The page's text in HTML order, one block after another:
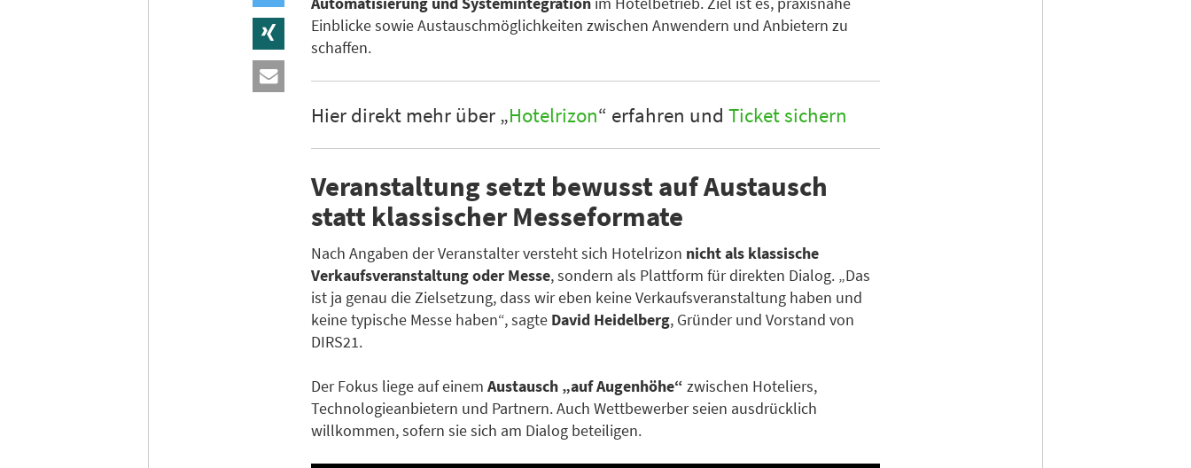
Einblicke sowie Austauschmöglichkeiten zwischen Anwendern und Anbietern zu
schaffen.
Hier direkt mehr über „Hotelrizon“ erfahren und Ticket sichern
Veranstaltung setzt bewusst auf Austausch
statt klassischer Messeformate
Nach Angaben der Veranstalter versteht sich Hotelrizon nicht als klassische
Verkaufsveranstaltung oder Messe, sondern als Plattform für direkten Dialog. „Das
ist ja genau die Zielsetzung, dass wir eben keine Verkaufsveranstaltung haben und
keine typische Messe haben“, sagte David Heidelberg, Gründer und Vorstand von
DIRS21.
Der Fokus liege auf einem Austausch „auf Augenhöhe“ zwischen Hoteliers,
Technologieanbietern und Partnern. Auch Wettbewerber seien ausdrücklich
willkommen, sofern sie sich am Dialog beteiligen.